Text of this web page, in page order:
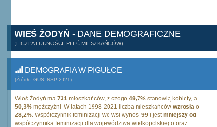
WIEŚ ŻODYŃ - DANE DEMOGRAFICZNE
(LICZBA LUDNOŚCI, PŁEĆ MIESZKAŃCÓW)
DEMOGRAFIA W PIGUŁCE
(Źródło: GUS, NSP 2021)
Wieś Żodyń ma 731 mieszkańców, z czego 49,7% stanowią kobiety, a
50,3% mężczyźni. W latach 1998-2021 liczba mieszkańców wzrosła o
28,2%. Współczynnik feminizacji we wsi wynosi 99 i jestmniejszy od
współczynnika feminizacji dla województwa wielkopolskiego oraz